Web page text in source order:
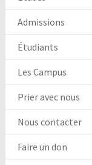
Admissions
Étudiants
Les Campus
Prier avec nous
Nous contacter
Faire un don